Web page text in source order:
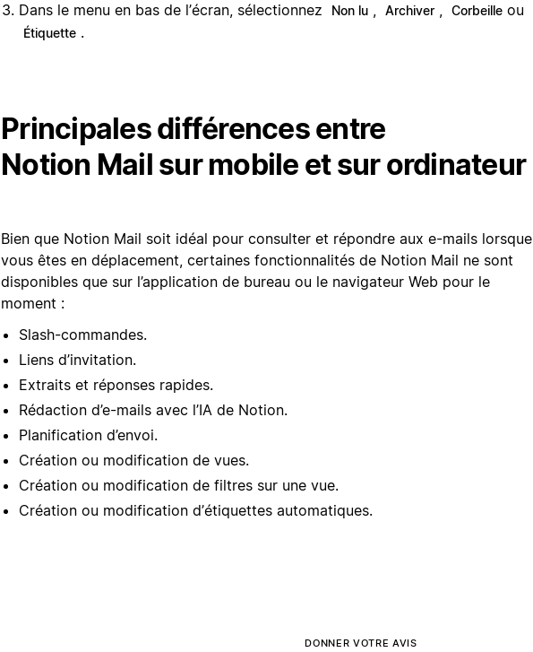
Dans le menu en bas de l’écran, sélectionnez
Non lu , Archiver , Corbeille ou
Étiquette .
Principales différences entre
Notion Mail sur mobile et sur ordinateur
Bien que Notion Mail soit idéal pour consulter et répondre aux e-mails lorsque
vous êtes en déplacement, certaines fonctionnalités de Notion Mail ne sont
disponibles que sur l’application de bureau ou le navigateur Web pour le
moment :
Slash-commandes.
Liens d’invitation.
Extraits et réponses rapides.
Rédaction d’e-mails avec l’IA de Notion.
Planification d’envoi.
Création ou modification de vues.
Création ou modification de filtres sur une vue.
Création ou modification d’étiquettes automatiques.
DONNER VOTRE AVIS